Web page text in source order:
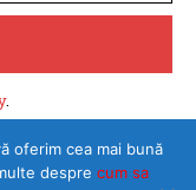
. oferim cea mai bună
despre cum sa